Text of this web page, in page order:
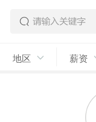
地区 薪资